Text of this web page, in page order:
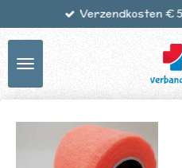
de
hoofdinhoud
Verzendkosten €